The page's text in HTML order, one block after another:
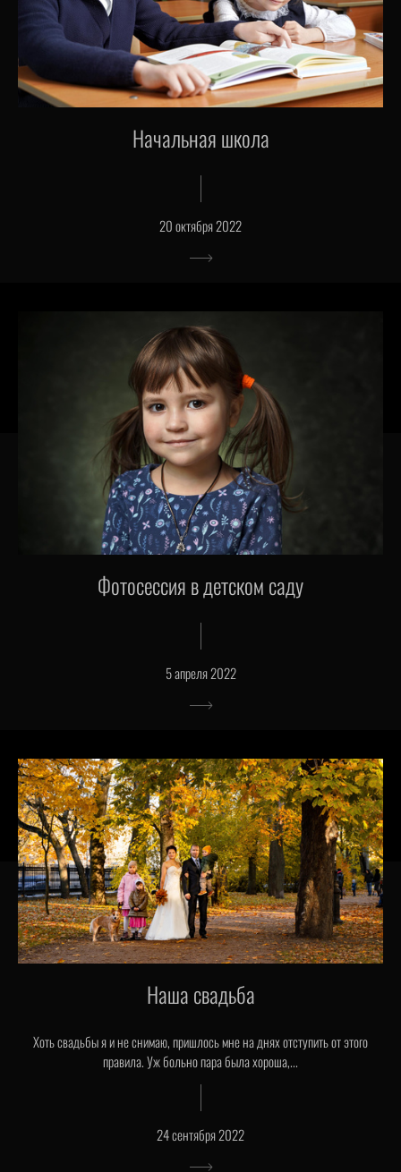
Начальная школа
20 октября 2022
Фотосессия в детском саду
5 апреля 2022
Наша свадьба
Хоть свадьбы я и не снимаю, пришлось мне на днях отступить от этого
правила. Уж больно пара была хороша,...
24 сентября 2022